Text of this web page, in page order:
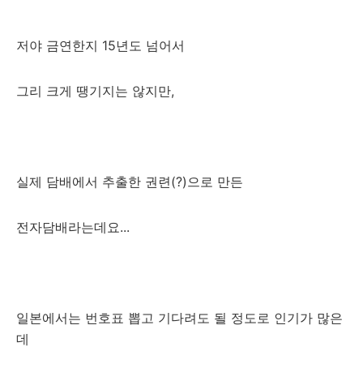
저야 금연한지 15년도 넘어서
그리 크게 땡기지는 않지만,
실제 담배에서 추출한 권련(?)으로 만든
전자담배라는데요...
일본에서는 번호표 뽑고 기다려도 될 정도로 인기가 많은
데